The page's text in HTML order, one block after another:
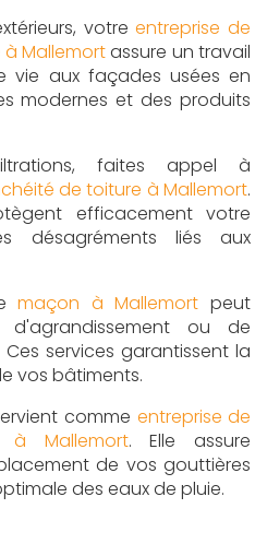
votreentreprise de
Mallemortassure un travail
vie aux façades usées en
modernes et des produits
faites appel à
de toiture à Mallemort.
efficacement votre
désagréments liés aux
maçon à Mallemort peut
d'agrandissement ou de
services garantissent la
vos bâtiments.
comme entreprise de
Mallemort. Elle assure
de vos gouttières
des eaux de pluie.